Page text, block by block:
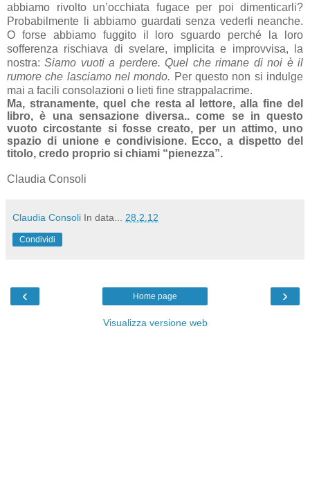
abbiamo rivolto un’occhiata fugace per poi dimenticarli?
Probabilmente li abbiamo guardati senza vederli neanche.
O forse abbiamo fuggito il loro sguardo perché la loro
sofferenza rischiava di svelare, implicita e improvvisa, la
nostra:Siamo vuoti a perdere. Quel che rimane di noi è il
rumore che lasciamo nel mondo. Per questo non si indulge
mai a facili consolazioni o lieti fine strappalacrime.
Ma, stranamente, quel che resta al lettore, alla fine del
libro, è una sensazione diversa.. come se in questo
vuoto circostante si fosse creato, per un attimo, uno
spazio di unione e condivisione. Ecco, a dispetto del
titolo, credo proprio si chiami “pienezza”.
Claudia Consoli
Claudia Consoli In data... 28.2.12
Condividi
‹ ›
Home page
Visualizza versione web